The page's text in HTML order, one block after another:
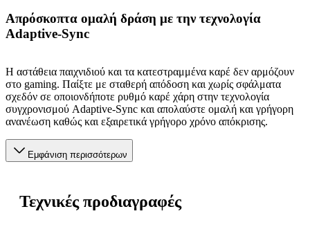
Απρόσκοπτα ομαλή δράση με την τεχνολογία
Adaptive-Sync
Η αστάθεια παιχνιδιού και τα κατεστραμμένα καρέ δεν αρμόζουν
στο gaming. Παίξτε με σταθερή απόδοση και χωρίς σφάλματα
σχεδόν σε οποιονδήποτε ρυθμό καρέ χάρη στην τεχνολογία
συγχρονισμού Adaptive-Sync και απολαύστε ομαλή και γρήγορη
ανανέωση καθώς και εξαιρετικά γρήγορο χρόνο απόκρισης.
Εμφάνιση περισσότερων
Τεχνικές προδιαγραφές